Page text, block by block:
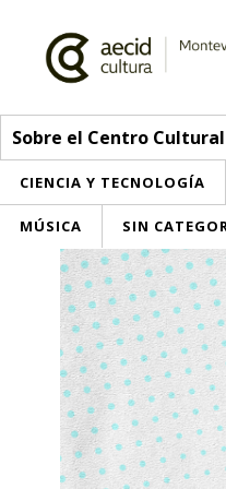
Sobre el Centro Cultural
CIENCIA Y TECNOLOGÍA
MÚSICA SIN
Sobre el Centro
Red AECID
Equipo
Instalaciones
Visítanos
Actividades
> Go to Actividades
This week
Inscriptions
Participa
Envíanos tu propuesta
Buzón de sugerencias
Noticias
Convocatorias